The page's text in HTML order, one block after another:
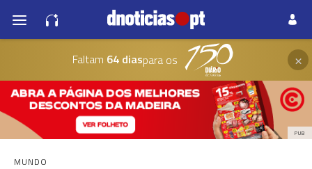
Faltam 64 diaspara os ×
PUB
MUNDO